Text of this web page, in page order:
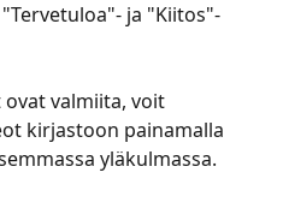
ja "Kiitos"-
ovat valmiita, voit
kirjastoon painamalla
yläkulmassa.